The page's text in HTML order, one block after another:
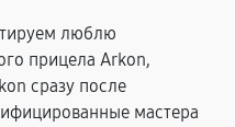
люблю
прицела Arkon,
сразу после
мастера